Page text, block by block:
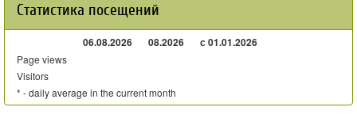
Статистика посещений
06.08.2026 08.2026 с 01.01.2026
Page views
Visitors
* - daily average in the current month